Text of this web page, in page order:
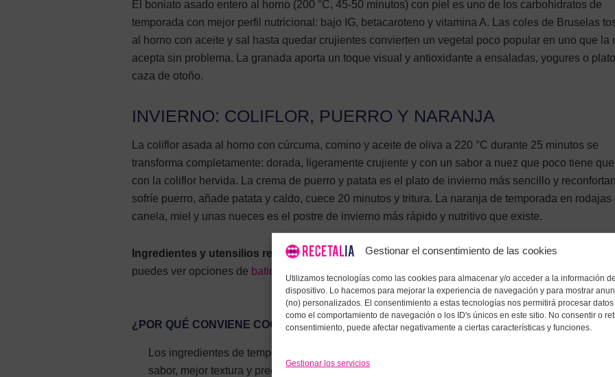
Gestionar el consentimiento de las cookies
Utilizamos tecnologías como las cookies para almacenar y/o acceder a la información del
dispositivo. Lo hacemos para mejorar la experiencia de navegación y para mostrar
(no) personalizados. El consentimiento a estas tecnologías nos permitirá procesar datos
como el comportamiento de navegación o los ID's únicos en este sitio. No consentir o
consentimiento, puede afectar negativamente a ciertas características y funciones.
Gestionar los servicios
El boniato asado entero al horno (200 °C, 45-50 minutos) con piel es uno de los carbohidratos de
temporada con mejor perfil nutricional: bajo IG, betacaroteno y vitamina A. Las coles de Bruselas
al horno con aceite y sal hasta quedar crujientes convierten un vegetal poco popular en uno que la
acepta sin problema. La granada aporta un toque visual y antioxidante a ensaladas, yogures o
caza de otoño.
INVIERNO: COLIFLOR, PUERRO Y NARANJA
La coliflor asada al horno con cúrcuma, comino y aceite de oliva a 220 °C durante 25 minutos se
transforma completamente: dorada, ligeramente crujiente y con un sabor a nuez que poco tiene
con la coliflor hervida. La crema de puerro y patata es el plato de invierno más sencillo y
sofríe puerro, añade patata y caldo, cuece 20 minutos y tritura. La naranja de temporada en rodajas
canela, miel y unas nueces es el postre de invierno más rápido y nutritivo que existe.
Ingredientes y utensilios recomendados: Si quieres preparar esta receta con productos similares,
puedes ver opciones de batidora de vaso
¿POR QUÉ CONVIENE COCINAR CON INGREDIENTES DE TEMPORADA?
Los ingredientes de temporada están en su punto óptimo de madurez, lo que se traduce en
sabor, mejor textura y precio más bajo. Además, no han necesitado cámaras frigoríficas ni